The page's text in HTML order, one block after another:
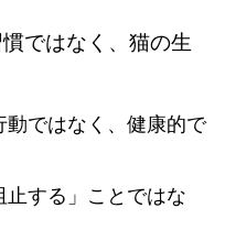
ではなく、猫の生
ではなく、健康的で
する」ことではな